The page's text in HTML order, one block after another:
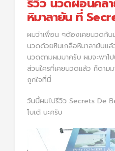
หิมาลายัน ที่
ผมว่าเพื่อน ๆต้องเคยนวดกัน
นวดด้วยหินเกลือหิมาลายันแล้
นวดตามผมมาครับ ผมจะพาไ
ส่วนใครที่เคยนวดแล้ว ก็ตามม
ถูกใจที่นี่
วันนี้ผมไปรีวิว Secrets De
โบเต้ นะครับ